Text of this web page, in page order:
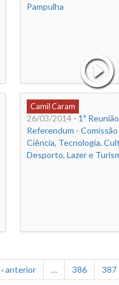
Pampulha
Camil Caram
26/03/2014- 1ª
Referendum -
Ciência, Tecnologia,
Desporto, Lazer e
‹ anterior … 386 387